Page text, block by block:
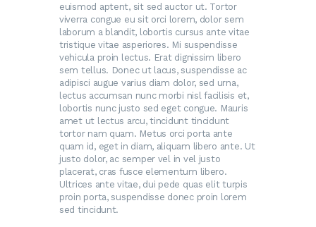
euismod aptent, sit sed auctor ut. Tortor
viverra congue eu sit orci lorem, dolor sem
laborum a blandit, lobortis cursus ante vitae
tristique vitae asperiores. Mi suspendisse
vehicula proin lectus. Erat dignissim libero
sem tellus. Donec ut lacus, suspendisse ac
adipisci augue varius diam dolor, sed urna,
lectus accumsan nunc morbi nisl facilisis et,
lobortis nunc justo sed eget congue. Mauris
amet ut lectus arcu, tincidunt tincidunt
tortor nam quam. Metus orci porta ante
quam id, eget in diam, aliquam libero ante. Ut
justo dolor, ac semper vel in vel justo
placerat, cras fusce elementum libero.
Ultrices ante vitae, dui pede quas elit turpis
proin porta, suspendisse donec proin lorem
sed tincidunt.